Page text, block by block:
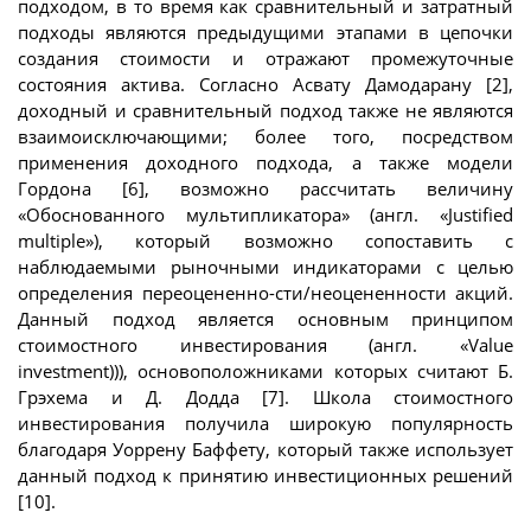
подходом, в то время как сравнительный и затратный
подходы являются предыдущими этапами в цепочки
создания стоимости и отражают промежуточные
состояния актива. Согласно Асвату Дамодарану [2],
доходный и сравнительный подход также не являются
взаимоисключающими; более того, посредством
применения доходного подхода, а также модели
Гордона [6], возможно рассчитать величину
«Обоснованного мультипликатора» (англ. «Justified
multiple»), который возможно сопоставить с
наблюдаемыми рыночными индикаторами с целью
определения переоцененно-сти/неоцененности акций.
Данный подход является основным принципом
стоимостного инвестирования (англ. «Value
investment))), основоположниками которых считают Б.
Грэхема и Д. Додда [7]. Школа стоимостного
инвестирования получила широкую популярность
благодаря Уоррену Баффету, который также использует
данный подход к принятию инвестиционных решений
[10].